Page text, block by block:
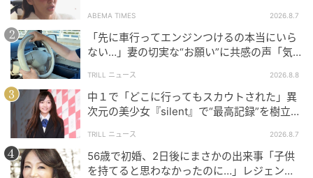
ABEMA TIMES 2026.8.7
「先に車行ってエンジンつけるの本当にいら
ない…」妻の切実な“お願い”に共感の声「気
TRILL ニュース 2026.8.8
中１で「どこに行ってもスカウトされた」異
次元の美少女『silent』で“最高記録”を樹立し
TRILL ニュース 2026.8.7
56歳で初婚、2日後にまさかの出来事「子供
を持てると思わなかったのに…」レジェンド